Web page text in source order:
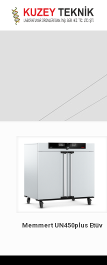
Memmert UN450plus Etüv